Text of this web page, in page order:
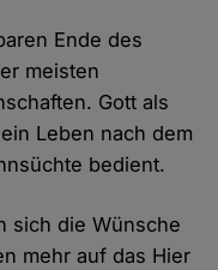
Ende des
meisten
Gott als
Leben nach dem
bedient.
sich die Wünsche
mehr auf das Hier